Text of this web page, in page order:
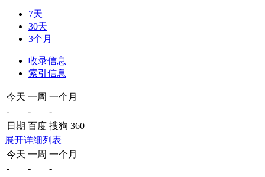
7天
30天
3个月
收录信息
索引信息
今天 一周 一个月
-
-
-
日期 百度 搜狗 360
展开详细列表
今天 一周 一个月
-
-
-